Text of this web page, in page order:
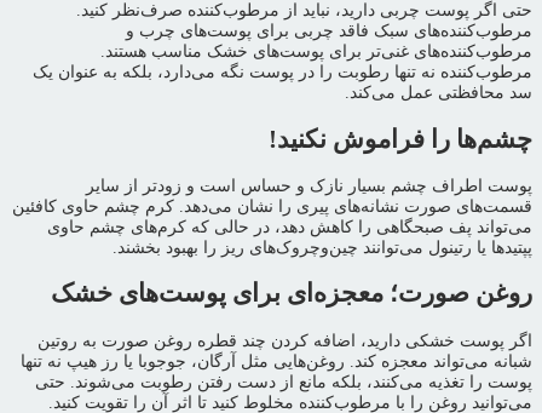
حتی اگر پوست چربی دارید، نباید از مرطوب‌کننده صرف‌نظر کنید.
مرطوب‌کننده‌های سبک فاقد چربی برای پوست‌های چرب و
مرطوب‌کننده‌های غنی‌تر برای پوست‌های خشک مناسب هستند.
مرطوب‌کننده نه تنها رطوبت را در پوست نگه می‌دارد، بلکه به عنوان یک
سد محافظتی عمل می‌کند.
چشم‌ها را فراموش نکنید!
پوست اطراف چشم بسیار نازک و حساس است و زودتر از سایر
قسمت‌های صورت نشانه‌های پیری را نشان می‌دهد. کرم چشم حاوی کافئین
می‌تواند پف صبحگاهی را کاهش دهد، در حالی که کرم‌های چشم حاوی
پپتیدها یا رتینول می‌توانند چین‌وچروک‌های ریز را بهبود بخشند.
روغن صورت؛ معجزه‌ای برای پوست‌های خشک
اگر پوست خشکی دارید، اضافه کردن چند قطره روغن صورت به روتین
شبانه می‌تواند معجزه کند. روغن‌هایی مثل آرگان، جوجوبا یا رز هیپ نه تنها
پوست را تغذیه می‌کنند، بلکه مانع از دست رفتن رطوبت می‌شوند. حتی
می‌توانید روغن را با مرطوب‌کننده مخلوط کنید تا اثر آن را تقویت کنید.